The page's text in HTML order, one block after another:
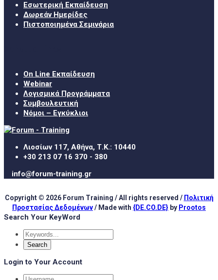
Εσωτερική Εκπαίδευση
Δωρεάν Ημερίδες
Πιστοποιημένα Σεμινάρια
On Line Εκπαίδευση
Webinar
Λογισμικά Προγράμματα
Συμβουλευτική
Νόμοι – Εγκύκλιοι
Λιοσίων 117, Αθήνα, Τ.Κ.: 10440
+30 213 07 16 370 - 380
info@forum-training.gr
Copyright © 2026 Forum Training / All rights reserved / Πολιτική
Προστασίας Δεδομένων/ Made with {DE.CO.DE} by Prootos
Search Your KeyWord
Login to Your Account